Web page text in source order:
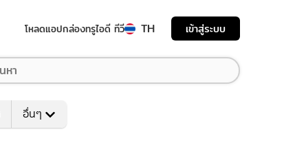
โหลดแอปกล่องทรูไอดี ทีวี TH เข้าสู่ระบบ
อื่นๆ